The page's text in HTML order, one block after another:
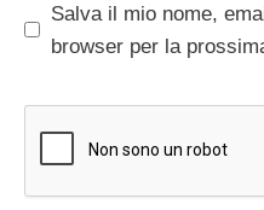
Salva il mio nome,
browser per la